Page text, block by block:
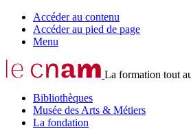
Accéder au contenu
Accéder au pied de page
Menu
La formation tout
Bibliothèques
Musée des Arts & Métiers
La fondation